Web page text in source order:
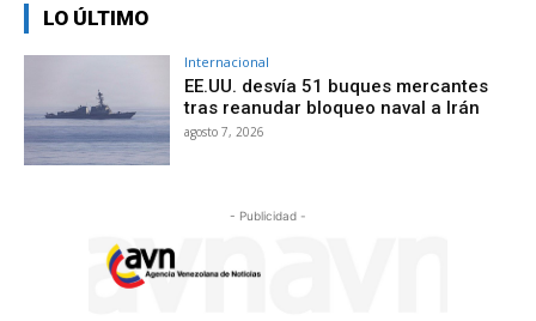
LO ÚLTIMO
Internacional
EE.UU. desvía 51 buques mercantes
tras reanudar bloqueo naval a Irán
agosto 7, 2026
- Publicidad -